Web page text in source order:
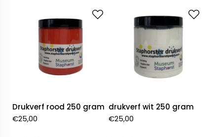
Drukverf rood 250 gram
€25,00
drukverf wit 250 gram
€25,00